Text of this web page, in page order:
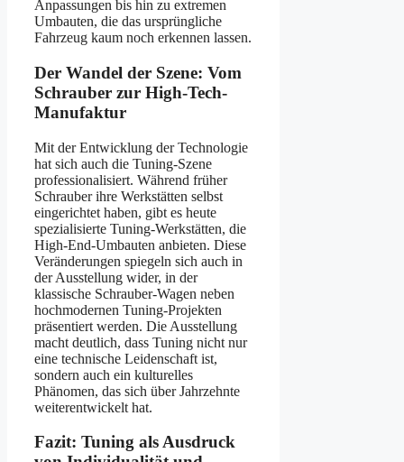
Anpassungen bis hin zu extremen
Umbauten, die das ursprüngliche
Fahrzeug kaum noch erkennen lassen.
Der Wandel der Szene: Vom
Schrauber zur High-Tech-
Manufaktur
Mit der Entwicklung der Technologie
hat sich auch die Tuning-Szene
professionalisiert. Während früher
Schrauber ihre Werkstätten selbst
eingerichtet haben, gibt es heute
spezialisierte Tuning-Werkstätten, die
High-End-Umbauten anbieten. Diese
Veränderungen spiegeln sich auch in
der Ausstellung wider, in der
klassische Schrauber-Wagen neben
hochmodernen Tuning-Projekten
präsentiert werden. Die Ausstellung
macht deutlich, dass Tuning nicht nur
eine technische Leidenschaft ist,
sondern auch ein kulturelles
Phänomen, das sich über Jahrzehnte
weiterentwickelt hat.
Fazit: Tuning als Ausdruck